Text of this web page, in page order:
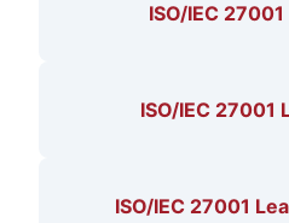
ISO/IEC
ISO/IEC 27001
ISO/IEC 27001